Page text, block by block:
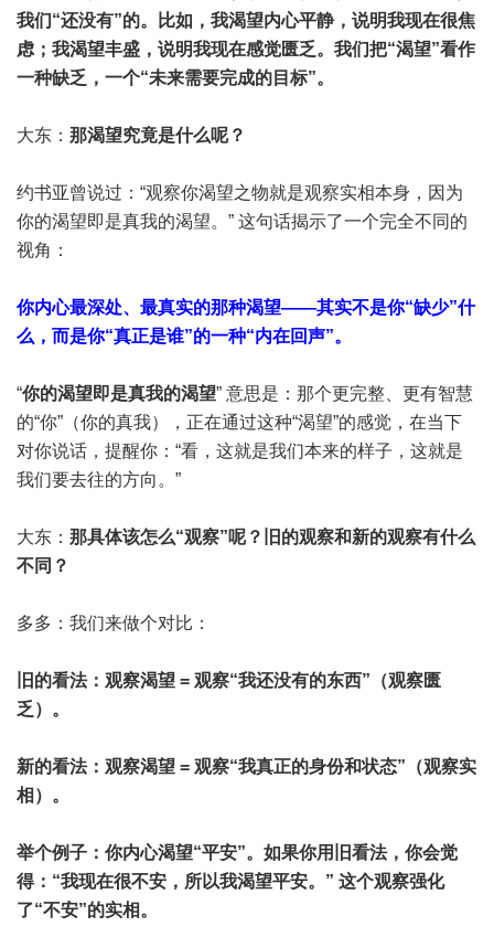
我们“还没有”的。比如，我渴望内心平静，说明我现在很焦
虑；我渴望丰盛，说明我现在感觉匮乏。我们把“渴望”看作
一种缺乏，一个“未来需要完成的目标”。
大东： 那渴望究竟是什么呢？
约书亚曾说过：“观察你渴望之物就是观察实相本身，因为
你的渴望即是真我的渴望。” 这句话揭示了一个完全不同的
视角：
你内心最深处、最真实的那种渴望——其实不是你“缺少”什
么，而是你“真正是谁”的一种“内在回声”。
“你的渴望即是真我的渴望” 意思是：那个更完整、更有智慧
的“你”（你的真我），正在通过这种“渴望”的感觉，在当下
对你说话，提醒你：“看，这就是我们本来的样子，这就是
我们要去往的方向。”
大东： 那具体该怎么“观察”呢？旧的观察和新的观察有什么
不同？
多多：我们来做个对比：
旧的看法：观察渴望 = 观察“我还没有的东西”（观察匮
乏）。
新的看法：观察渴望 = 观察“我真正的身份和状态”（观察实
相）。
举个例子：你内心渴望“平安”。如果你用旧看法，你会觉
得：“我现在很不安，所以我渴望平安。” 这个观察强化
了“不安”的实相。